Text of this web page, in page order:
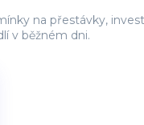
na přestávky,
v běžném dni.